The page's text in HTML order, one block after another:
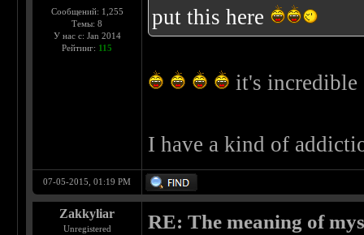
Сообщений: 1,255
Темы: 8
У нас с: Jan 2014
Рейтинг: 115
put this here
it's incredible
I have a kind of
07-05-2015, 01:19 PM
Zakkyliar
Unregistered RE: The meaning of